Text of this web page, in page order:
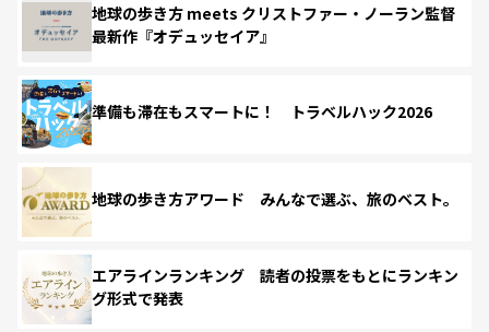
地球の歩き方 meets クリストファー・ノーラン監督
最新作『オデュッセイア』
準備も滞在もスマートに！ トラベルハック2026
地球の歩き方アワード みんなで選ぶ、旅のベスト。
エアラインランキング 読者の投票をもとにランキン
グ形式で発表